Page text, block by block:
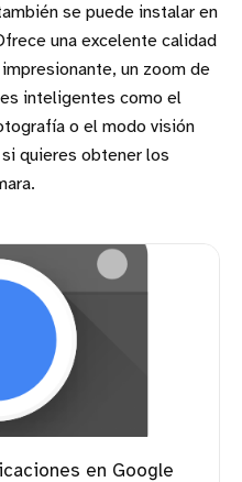
se puede instalar en
una excelente calidad
un zoom de
inteligentes como el
o el modo visión
quieres obtener los
en Google